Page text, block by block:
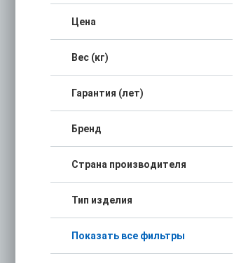
Цена
Вес (кг)
Гарантия (лет)
Бренд
Страна производителя
Тип изделия
Показать все фильтры